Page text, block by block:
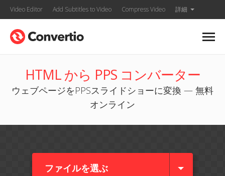
Video Editor Add Subtitles to Video Compress Video 詳細
HTML から PPS コンバーター
ウェブページをPPSスライドショーに変換 — 無料
オンライン
ファイルを選ぶ